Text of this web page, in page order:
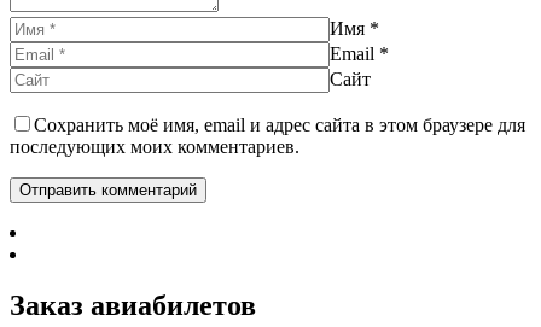
Имя *
Email *
Сайт
Сохранить моё имя, email и адрес сайта в этом браузере для
последующих моих комментариев.
Заказ авиабилетов